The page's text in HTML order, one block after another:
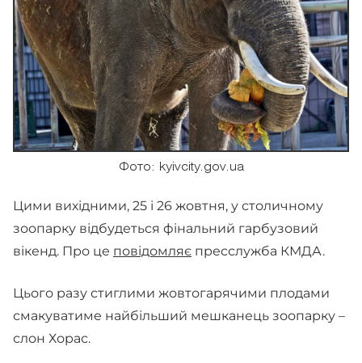
Фото: kyivcity.gov.ua
Цими вихідними, 25 і 26 жовтня, у столичному
зоопарку відбудеться фінальний гарбузовий
вікенд. Про це повідомляє пресслужба КМДА.
Цього разу стиглими жовтогарячими плодами
смакуватиме найбільший мешканець зоопарку –
слон Хорас.